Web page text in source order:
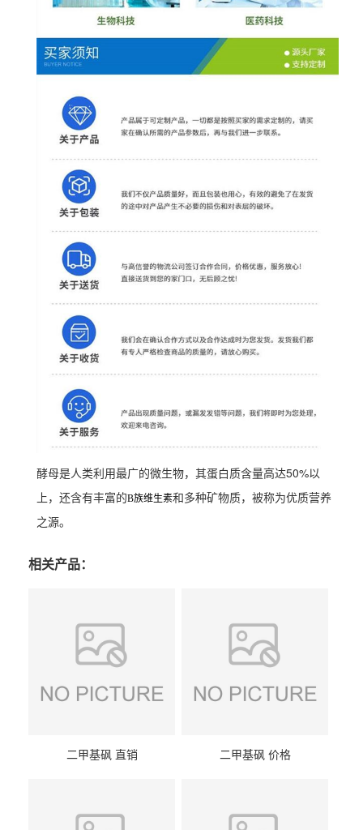
酵母是人类利用最广的微生物，其蛋白质含量高达50%以
上，还含有丰富的B族维生素和多种矿物质，被称为优质营养
之源。
相关产品：
二甲基砜 直销 二甲基砜 价格